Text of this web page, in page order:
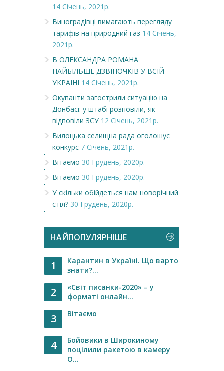
14 Січень, 2021р.
Виноградівці вимагають перегляду
тарифів на природний газ 14 Січень,
2021р.
В ОЛЕКСАНДРА РОМАНА
НАЙБІЛЬШЕ ДЗВІНОЧКІВ У ВСІЙ
УКРАЇНІ 14 Січень, 2021р.
Окупанти загострили ситуацію на
Донбасі: у штабі розповіли, як
відповіли ЗСУ 12 Січень, 2021р.
Вилоцька селищна рада оголошує
конкурс 7 Січень, 2021р.
Вітаємо 30 Грудень, 2020р.
Вітаємо 30 Грудень, 2020р.
У скільки обійдеться нам новорічний
стіл? 30 Грудень, 2020р.
НАЙПОПУЛЯРНІШЕ
1
Карантин в Україні. Що варто
знати?...
2
«Світ писанки-2020» – у
форматі онлайн...
3 Вітаємо
4
Бойовики в Широкиному
поцілили ракетою в камеру
О...